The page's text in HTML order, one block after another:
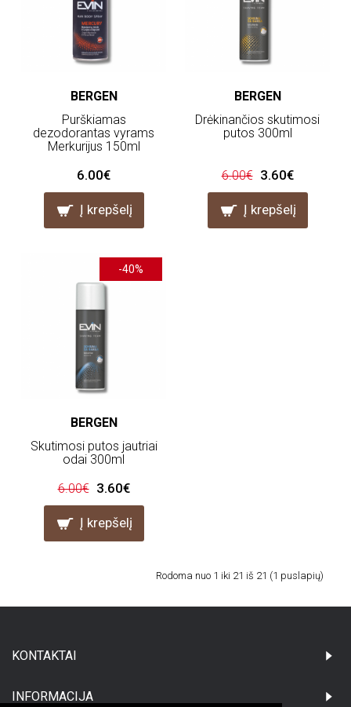
BERGEN
Purškiamas
dezodorantas vyrams
Merkurijus 150ml
6.00€
Į krepšelį
BERGEN
Drėkinančios skutimosi
putos 300ml
6.00€ 3.60€
Į krepšelį
-40%
BERGEN
Skutimosi putos jautriai
odai 300ml
6.00€ 3.60€
Į krepšelį
Rodoma nuo 1 iki 21 iš 21 (1 puslapių)
KONTAKTAI
INFORMACIJA